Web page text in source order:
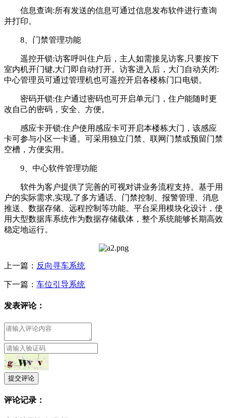
信息查询:所有发送的信息可通过信息发布软件进行查询
并打印。
8、门禁管理功能
遥控开锁:访客呼叫住户后，主人如需接见访客,只要按下
室内机开门键,大门即自动打开。访客进入后，大门自动关闭:
中心管理员可通过管理机也可遥控开启各楼栋门口电锁。
密码开锁:住户通过密码也可开启单元门，住户能随时更
改自己的密码，安全、方便。
感应卡开锁:住户使用感应卡可开启本楼栋大门，该感应
卡可参与小区一卡通。可采用独立门禁、联网门禁或预留门禁
空槽，方便实用。
9、中心软件管理功能
软件为客户提供了完善的可视对讲业务流程支持。基于用
户的实际需求,实现,了多方通话、门禁控制、报警管理、消息
推送、数据存储、远程控制等功能。平台采用模块化设计，使
用大型数据库系统作为数据存储载体，整个系统能够长期高效
稳定地运行。
上一篇： 反向寻车系统
下一篇： 车位引导系统
发表评论：
提交评论
评论记录：